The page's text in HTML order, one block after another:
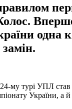
Вперше
одна
му турі УПЛ
України, а й